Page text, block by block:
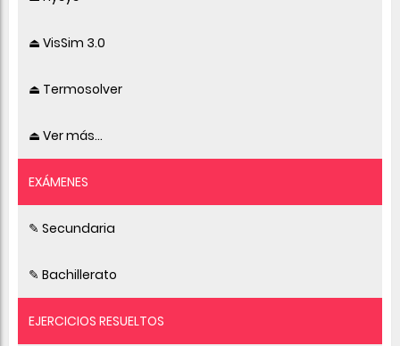
⏏ VisSim 3.0
⏏ Termosolver
⏏ Ver más...
EXÁMENES
✎ Secundaria
✎ Bachillerato
EJERCICIOS RESUELTOS